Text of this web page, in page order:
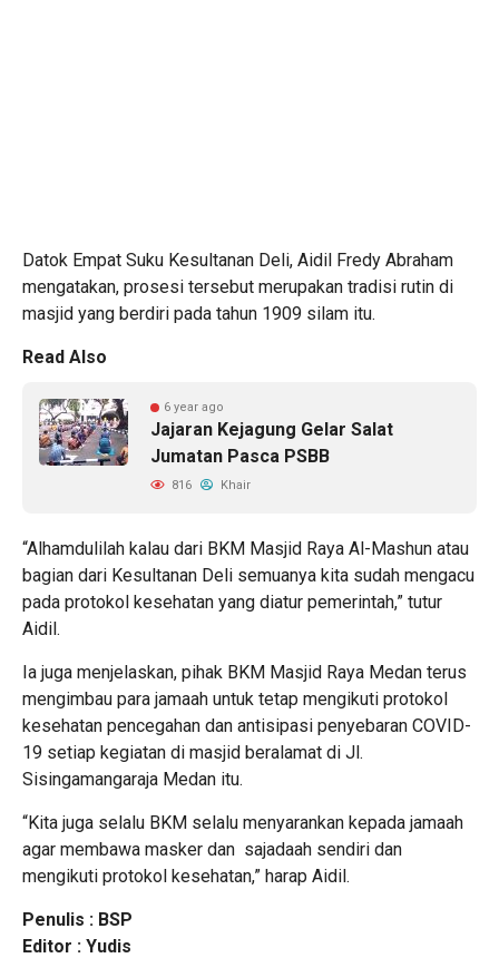
Datok Empat Suku Kesultanan Deli, Aidil Fredy Abraham
mengatakan, prosesi tersebut merupakan tradisi rutin di
masjid yang berdiri pada tahun 1909 silam itu.
Read Also
6 year ago
Jajaran Kejagung Gelar Salat
Jumatan Pasca PSBB
816 Khair
“Alhamdulilah kalau dari BKM Masjid Raya Al-Mashun atau
bagian dari Kesultanan Deli semuanya kita sudah mengacu
pada protokol kesehatan yang diatur pemerintah,” tutur
Aidil.
Ia juga menjelaskan, pihak BKM Masjid Raya Medan terus
mengimbau para jamaah untuk tetap mengikuti protokol
kesehatan pencegahan dan antisipasi penyebaran COVID-
19 setiap kegiatan di masjid beralamat di Jl.
Sisingamangaraja Medan itu.
“Kita juga selalu BKM selalu menyarankan kepada jamaah
agar membawa masker dan sajadaah sendiri dan
mengikuti protokol kesehatan,” harap Aidil.
Penulis : BSP
Editor : Yudis